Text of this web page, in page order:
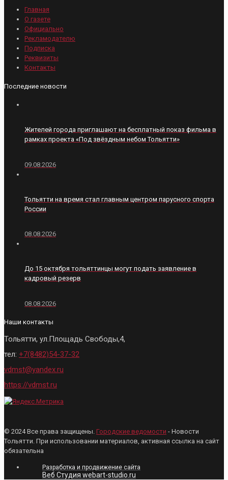
Главная
О газете
Официально
Рекламодателю
Подписка
Реквизиты
Контакты
Последние новости
Жителей города приглашают на бесплатный показ фильма в
рамках проекта «Под звёздным небом Тольятти»
09.08.2026
Тольятти на время стал главным центром парусного спорта
России
08.08.2026
До 15 октября тольяттинцы могут подать заявление в
кадровый резерв
08.08.2026
Наши контакты
Тольятти, ул.Площадь Свободы,4,
тел: +7(8482)54-37-32
vdmst@yandex.ru
https://vdmst.ru
© 2024 Все права защищены. Городские ведомости - Новости
Тольятти. При использовании материалов, активная ссылка на сайт
обязательна
Разработка и продвижение сайта
Веб Студия webart-studio.ru